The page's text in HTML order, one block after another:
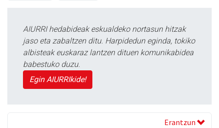
AIURRI hedabideak eskualdeko nortasun hitzak
jaso eta zabaltzen ditu. Harpidedun eginda, tokiko
albisteak euskaraz lantzen dituen komunikabidea
babestuko duzu.
Egin AIURRIkide!
Erantzun